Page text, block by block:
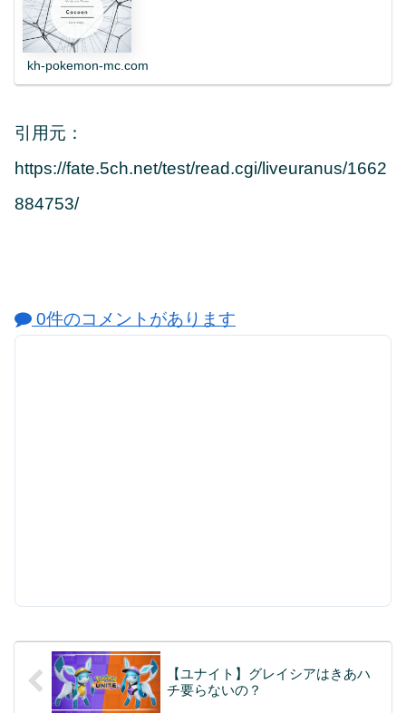
kh-pokemon-mc.com
引用元：
https://fate.5ch.net/test/read.cgi/liveuranus/1662
884753/
0件のコメントがあります
【ユナイト】グレイシアはきあハ
チ要らないの？